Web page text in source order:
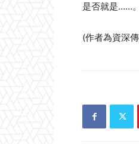
是否就是……。
(作者為資深